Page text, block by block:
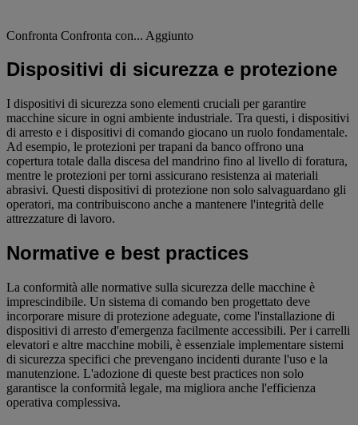
Confronta Confronta con... Aggiunto
Dispositivi di sicurezza e protezione
I dispositivi di sicurezza sono elementi cruciali per garantire
macchine sicure in ogni ambiente industriale. Tra questi, i dispositivi
di arresto e i dispositivi di comando giocano un ruolo fondamentale.
Ad esempio, le protezioni per trapani da banco offrono una
copertura totale dalla discesa del mandrino fino al livello di foratura,
mentre le protezioni per torni assicurano resistenza ai materiali
abrasivi. Questi dispositivi di protezione non solo salvaguardano gli
operatori, ma contribuiscono anche a mantenere l'integrità delle
attrezzature di lavoro.
Normative e best practices
La conformità alle normative sulla sicurezza delle macchine è
imprescindibile. Un sistema di comando ben progettato deve
incorporare misure di protezione adeguate, come l'installazione di
dispositivi di arresto d'emergenza facilmente accessibili. Per i carrelli
elevatori e altre macchine mobili, è essenziale implementare sistemi
di sicurezza specifici che prevengano incidenti durante l'uso e la
manutenzione. L'adozione di queste best practices non solo
garantisce la conformità legale, ma migliora anche l'efficienza
operativa complessiva.